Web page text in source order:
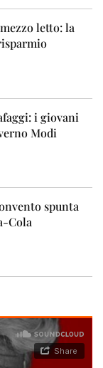
letto: la
i giovani
Modi
spunta
Cola